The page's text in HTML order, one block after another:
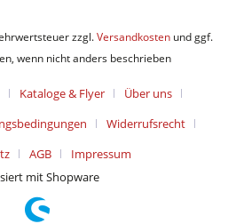
zzgl.Versandkosten und ggf.
wenn nicht anders beschrieben
Kataloge & Flyer
Über uns
Widerrufsrecht
AGB
Impressum
mit Shopware